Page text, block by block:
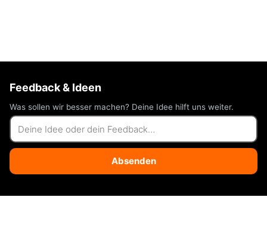
Feedback & Ideen
Was sollen wir besser machen? Deine Idee hilft uns weiter.
Absenden